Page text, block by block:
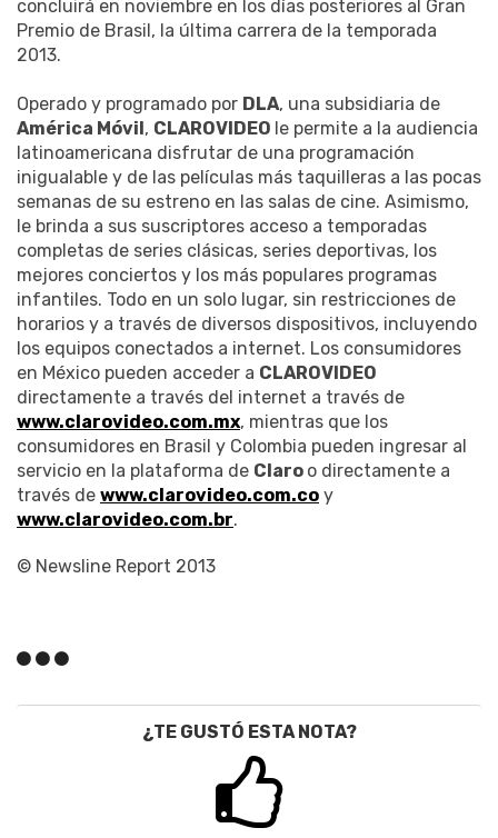
concluirá en noviembre en los días posteriores al Gran
Premio de Brasil, la última carrera de la temporada
2013.
Operado y programado por DLA, una subsidiaria de
América Móvil, CLAROVIDEO le permite a la audiencia
latinoamericana disfrutar de una programación
inigualable y de las películas más taquilleras a las pocas
semanas de su estreno en las salas de cine. Asimismo,
le brinda a sus suscriptores acceso a temporadas
completas de series clásicas, series deportivas, los
mejores conciertos y los más populares programas
infantiles. Todo en un solo lugar, sin restricciones de
horarios y a través de diversos dispositivos, incluyendo
los equipos conectados a internet. Los consumidores
en México pueden acceder a CLAROVIDEO
directamente a través del internet a través de
www.clarovideo.com.mx, mientras que los
consumidores en Brasil y Colombia pueden ingresar al
servicio en la plataforma de Claro o directamente a
través de www.clarovideo.com.co y
www.clarovideo.com.br.
© Newsline Report 2013
¿TE GUSTÓ ESTA NOTA?